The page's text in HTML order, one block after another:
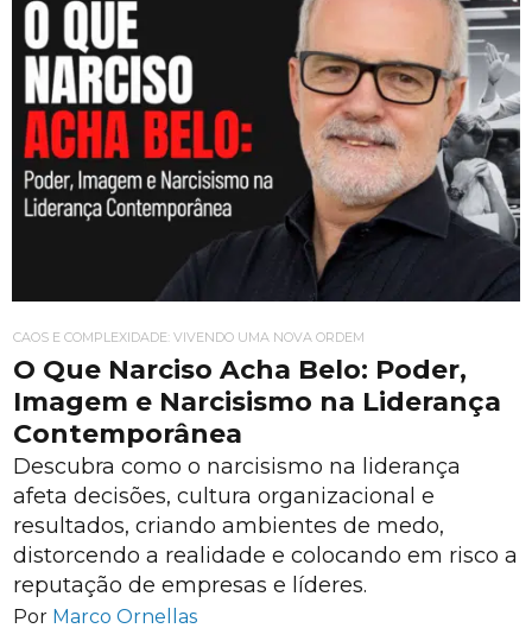
CAOS E COMPLEXIDADE: VIVENDO UMA NOVA ORDEM
O Que Narciso Acha Belo: Poder,
Imagem e Narcisismo na Liderança
Contemporânea
Descubra como o narcisismo na liderança
afeta decisões, cultura organizacional e
resultados, criando ambientes de medo,
distorcendo a realidade e colocando em risco a
reputação de empresas e líderes.
Por Marco Ornellas